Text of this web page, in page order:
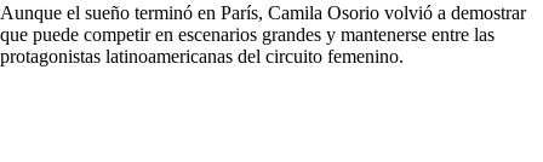
Aunque el sueño terminó en París, Camila Osorio volvió a demostrar
que puede competir en escenarios grandes y mantenerse entre las
protagonistas latinoamericanas del circuito femenino.